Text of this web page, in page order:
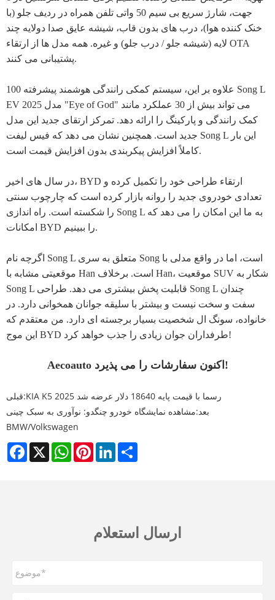
جهت، شارژ سریع بی سیم 50 واتی تلفن همراه در ردیف جلو (با
خنک کننده هوا)، درب های بدون قاب، شیشه عایق صدا دولایه چند
لایه (شیشه جلو / درب جلو) و غیره. همه مدل ها از ارتقاء OTA
پشتیبانی می کنند.
علاوه بر این، سیستم کمکی رانندگی هوشمند پیشرفته 100 Song L
EV مدل 2025 "Eye of God" می تواند بیش از 30 عملکرد مانند
کمک رانندگی و پارکینگ را ارائه دهد. تمرکز ارتقای جدید این مدل
جدید است. همچنین نشان می دهد که فیس لیفت Song L این بار
کاملاً افزایش پیکربندی بدون افزایش قیمت است.
در سال های اخیر، BYD ارتقاء طراحی خود را تکمیل کرده و
تعدادی خودروی جدید را روانه بازار کرده است که چارچوب سنتی
را شکسته است. راه اندازی Song L به ما این امکان را می دهد که
امکانات BYD را ببینیم.
اگرچه نام Song L متعلق به سری Song است، اما در واقع مدلی با
موقعیتی مشابه با Han است. برخلاف Han، موقعیت SUV شکار به
Song L قابلیت پخش بیشتری می دهد. طراحی Song L چندان
سفت و سخت نیست و بیشتر با سلیقه جوانان همخوانی دارد. در
خانواده، سونگ ال شخصیت بسیار برجسته ای دارد. من معتقدم که
این موج BYD طرفداران جوان زیادی را جذب خواهد کرد!
Aecoauto اکنون سفارشات را می پذیرد!
قبلی:
KIA K5 2025 رسما با قیمت پایه 18640 دلار عرضه شد
بعد:مشاهده نمایشگاه خودرو چنگدو: نوآوری به سبک چینی
BMW/Volkswagen
Facebook
X WhatsAppPinterestLinkedIn
ارسال استعلام